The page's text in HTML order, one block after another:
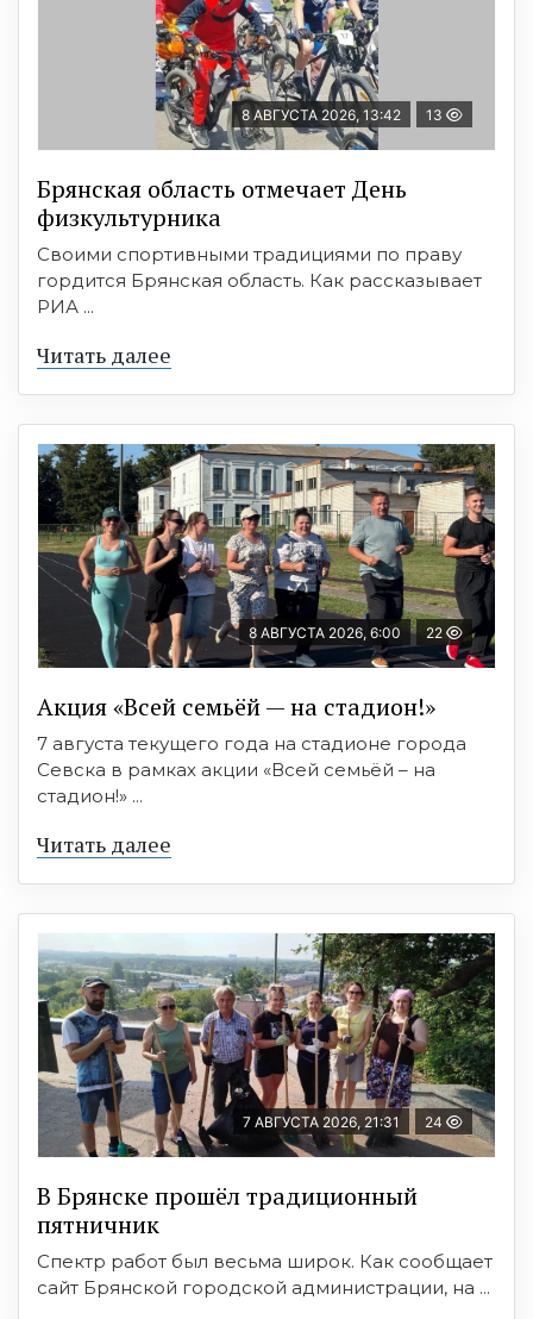
8 АВГУСТА 2026, 13:42 13
Брянская область отмечает День
физкультурника
Своими спортивными традициями по праву
гордится Брянская область. Как рассказывает
РИА ...
Читать далее
8 АВГУСТА 2026, 6:00 22
Акция «Всей семьёй — на стадион!»
7 августа текущего года на стадионе города
Севска в рамках акции «Всей семьёй – на
стадион!» ...
Читать далее
7 АВГУСТА 2026, 21:31 24
В Брянске прошёл традиционный
пятничник
Спектр работ был весьма широк. Как сообщает
сайт Брянской городской администрации, на ...